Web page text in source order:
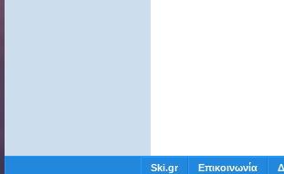
Ski.gr Επικοινωνία